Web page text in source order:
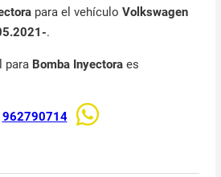
para el vehículo Volkswagen
.
para Bomba Inyectoraes
962790714